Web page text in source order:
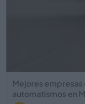
Mejores
automatismos en